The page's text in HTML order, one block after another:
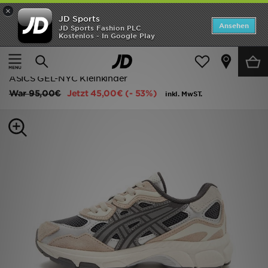
×
JD Sports
JD Sports Fashion PLC
Kostenlos - In Google Play
Ansehen
Startseite
Kinder
Kleinkinderschuhe (Gr. 28-35)
ASICS GEL-NYC Kleinkinder
War95,00€ Jetzt45,00€ (- 53%) inkl. MwST.
Startseite
ANGEBOTE
Marken
Herren
JD Exklusives